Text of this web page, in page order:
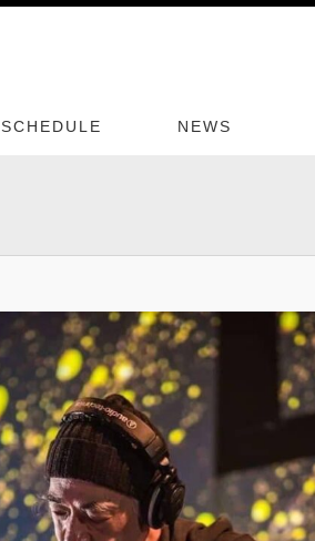
SCHEDULE NEWS